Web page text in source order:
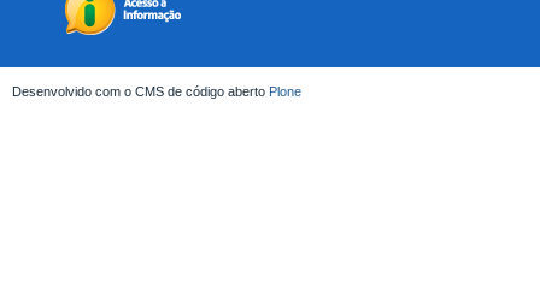
Desenvolvido com o CMS de código aberto Plone